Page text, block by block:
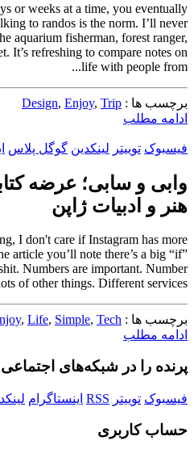
or weeks at a time, you eventually
to randos is the norm. I’ll never
aquarium fisherman, forest ranger,
It’s refreshing to compare notes on
life with people from...
برچسب ها : Design, Enjoy, Trip
ادامه مطلب
فیسبوک توییتر لینکدین گوگل پلاس
وابی و سابی؛ عرضه
هنر و ادبیات ژاپن
I don't care if Instagram has more
article you’ll note there’s a big “if”
Numbers are important. Number
of other things. Different services...
برچسب ها : , Life, Simple, Tech
ادامه مطلب
پرنده را در شبکه‌های اجتماعی
فیسبوک توییتر RSS اینستاگرام
حساب کاربری